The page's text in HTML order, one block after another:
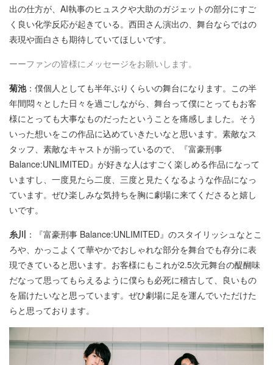
出の仕方が、AI執事のヒュスクや大助のガジェットの部分にすご
く良い化学反応が起きている。西田さん演出の、舞台ならではの
表現や面白さも期待していてほしいです。
ーーファンの皆様にメッセージをお願いします。
菊池：僕個人としても半年ぶりくらいの舞台になります。この半
年間悶々とした日々を過ごしながら、舞台って僕にとってもお客
様にとっても大事なものだったということを痛感しました。そう
いった想いをこの作品に込めていきたいなと思います。素敵なス
タッフ、素敵なキャストが揃っているので、『富豪刑事
Balance:UNLIMITED』が好きな人はすごく楽しめる作品になって
いますし、一度見たら二度、三度と見たくなるような作品になっ
ています。ぜひ楽しみな気持ちを胸に劇場に来てくださると嬉し
いです。
糸川 ：『富豪刑事 Balance:UNLIMITED』のスタイリッシュなとこ
ろや、かっこよくて華やかでおしゃれな部分を舞台でも存分に表
現できていると思います。お客様にもこれが2.5次元舞台の醍醐味
だなって思ってもらえるように僕らも必死に稽古して、良いもの
を届けたいなと思っています。ぜひ劇場に足を運んでいただけた
らと思っております。